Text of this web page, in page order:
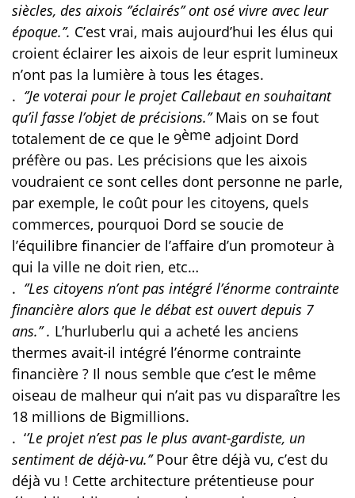
siècles, des aixois ‘’éclairés’’ ont osé vivre avec leur
époque.’’. C’est vrai, mais aujourd’hui les élus qui
croient éclairer les aixois de leur esprit lumineux
n’ont pas la lumière à tous les étages.
. ‘’Je voterai pour le projet Callebaut en souhaitant
qu’il fasse l’objet de précisions.’’Mais on se fout
totalement de ce que le 9ème adjoint Dord
préfère ou pas. Les précisions que les aixois
voudraient ce sont celles dont personne ne parle,
par exemple, le coût pour les citoyens, quels
commerces, pourquoi Dord se soucie de
l’équilibre financier de l’affaire d’un promoteur à
qui la ville ne doit rien, etc…
. ‘’Les citoyens n’ont pas intégré l’énorme contrainte
financière alors que le débat est ouvert depuis 7
ans.’’ . L’hurluberlu qui a acheté les anciens
thermes avait-il intégré l’énorme contrainte
financière ? Il nous semble que c’est le même
oiseau de malheur qui n’ait pas vu disparaître les
18 millions de Bigmillions.
. ‘’Le projet n’est pas le plus avant-gardiste, un
sentiment de déjà-vu.’’Pour être déjà vu, c’est du
déjà vu ! Cette architecture prétentieuse pour